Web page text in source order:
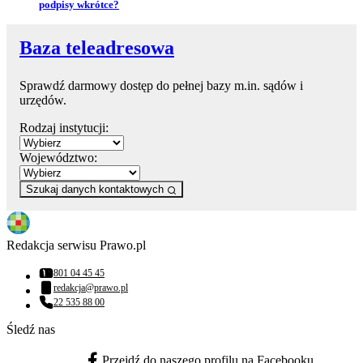
podpisy wkrótce?
Baza teleadresowa
Sprawdź darmowy dostęp do pełnej bazy m.in. sądów i
urzędów.
Rodzaj instytucji:
Województwo:
Szukaj danych kontaktowych
Redakcja serwisu Prawo.pl
Numer telefonu:
801 04 45 45
Adres email:
redakcja@prawo.pl
Numer telefonu:
22 535 88 00
Śledź nas
Przejdź do naszego profilu na Facebooku